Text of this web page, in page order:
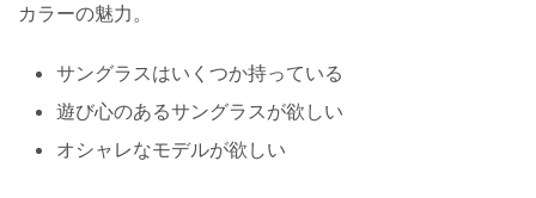
カラーの魅力。
サングラスはいくつか持っている
遊び心のあるサングラスが欲しい
オシャレなモデルが欲しい